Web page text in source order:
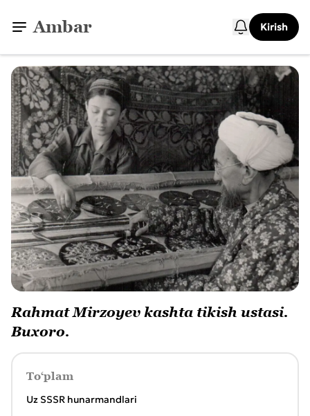
Ambar Kirish
Rahmat Mirzoyev kashta tikish ustasi.
Buxoro.
To‘plam
Uz SSSR hunarmandlari